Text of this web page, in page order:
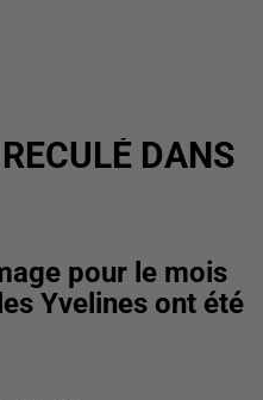
DANS
pour le mois
Yvelines ont été